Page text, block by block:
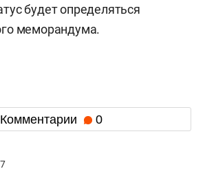
будет определяться
меморандума.
Комментарии 0